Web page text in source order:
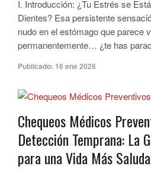
I. Introducción: ¿Tu Estrés se
Dientes? Esa persistente
nudo en el estómago que parece
permanentemente… ¿te has
Publicado: 16 ene 2026
Chequeos Médicos
Detección Temprana: La
para una Vida Más